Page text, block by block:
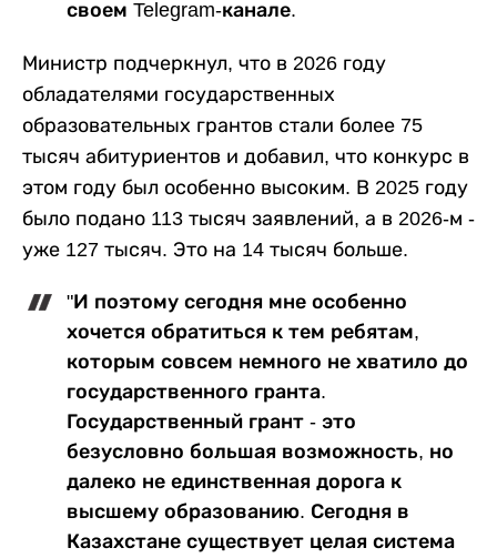
своем Telegram-канале.
Министр подчеркнул, что в 2026 году
обладателями государственных
образовательных грантов стали более 75
тысяч абитуриентов и добавил, что конкурс в
этом году был особенно высоким. В 2025 году
было подано 113 тысяч заявлений, а в 2026-м -
уже 127 тысяч. Это на 14 тысяч больше.
"И поэтому сегодня мне особенно
хочется обратиться к тем ребятам,
которым совсем немного не хватило до
государственного гранта.
Государственный грант - это
безусловно большая возможность, но
далеко не единственная дорога к
высшему образованию. Сегодня в
Казахстане существует целая система